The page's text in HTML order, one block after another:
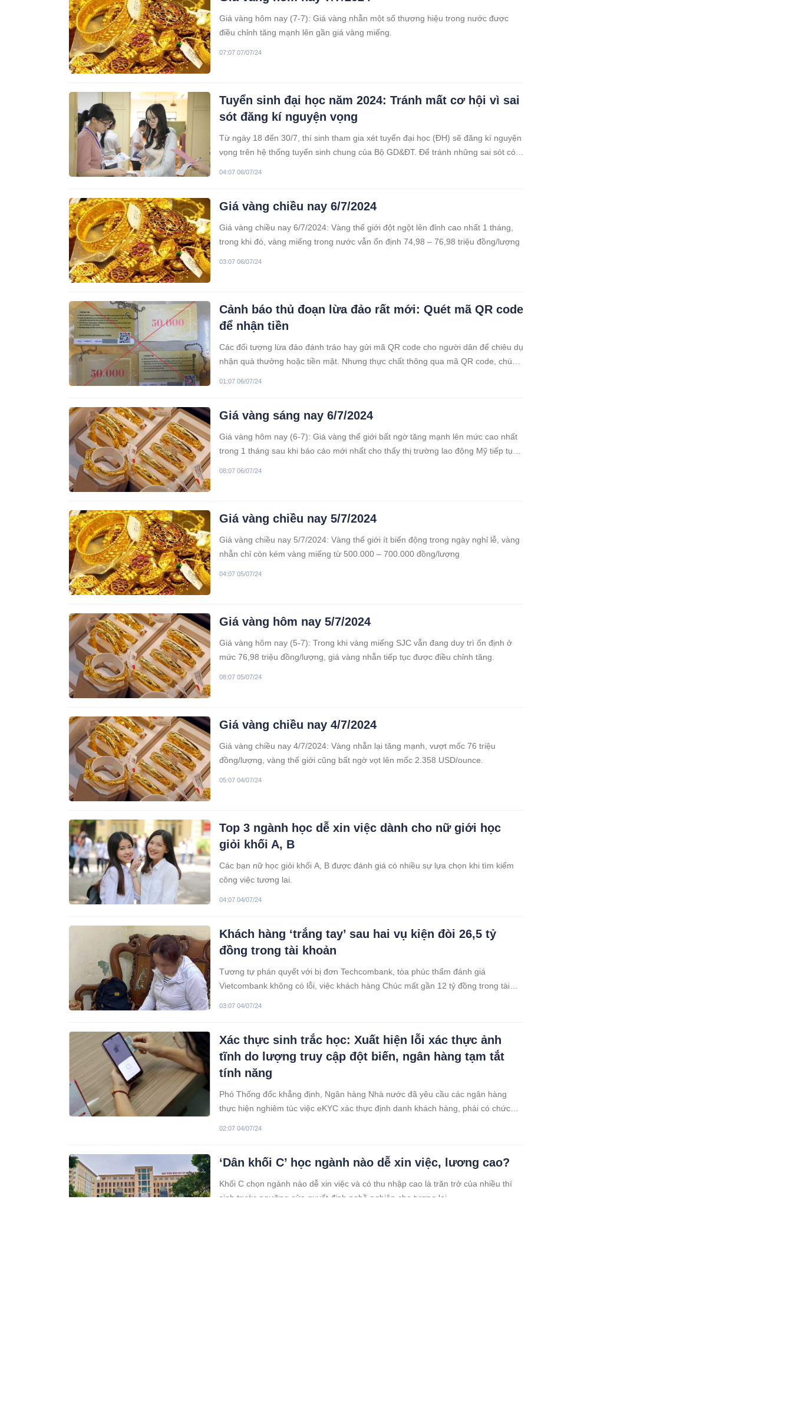
Giá vàng hôm nay (7-7): Giá vàng nhẫn một số thương hiệu trong nước được
điều chỉnh tăng mạnh lên gần giá vàng miếng.
07:07 07/07/24
Tuyển sinh đại học năm 2024: Tránh mất cơ hội vì sai
sót đăng kí nguyện vọng
Từ ngày 18 đến 30/7, thí sinh tham gia xét tuyển đại học (ĐH) sẽ đăng kí nguyện
vọng trên hệ thống tuyển sinh chung của Bộ GD&ĐT. Để tránh những sai sót có
04:07 06/07/24
Giá vàng chiều nay 6/7/2024
Giá vàng chiều nay 6/7/2024: Vàng thế giới đột ngột lên đỉnh cao nhất 1 tháng,
trong khi đó, vàng miếng trong nước vẫn ổn định 74,98 – 76,98 triệu đồng/lượng
03:07 06/07/24
Cảnh báo thủ đoạn lừa đảo rất mới: Quét mã QR code
để nhận tiền
Các đối tượng lừa đảo đánh tráo hay gửi mã QR code cho người dân để chiêu dụ
nhận quà thưởng hoặc tiền mặt. Nhưng thực chất thông qua mã QR code, chúng
01:07 06/07/24
Giá vàng sáng nay 6/7/2024
Giá vàng hôm nay (6-7): Giá vàng thế giới bất ngờ tăng mạnh lên mức cao nhất
trong 1 tháng sau khi báo cáo mới nhất cho thấy thị trường lao động Mỹ tiếp tục
08:07 06/07/24
Giá vàng chiều nay 5/7/2024
Giá vàng chiều nay 5/7/2024: Vàng thế giới ít biến động trong ngày nghỉ lễ, vàng
nhẫn chỉ còn kém vàng miếng từ 500.000 – 700.000 đồng/lượng
04:07 05/07/24
Giá vàng hôm nay 5/7/2024
Giá vàng hôm nay (5-7): Trong khi vàng miếng SJC vẫn đang duy trì ổn định ở
mức 76,98 triệu đồng/lượng, giá vàng nhẫn tiếp tục được điều chỉnh tăng.
08:07 05/07/24
Giá vàng chiều nay 4/7/2024
Giá vàng chiều nay 4/7/2024: Vàng nhẫn lại tăng mạnh, vượt mốc 76 triệu
đồng/lượng, vàng thế giới cũng bất ngờ vọt lên mốc 2.358 USD/ounce.
05:07 04/07/24
Top 3 ngành học dễ xin việc dành cho nữ giới học
giỏi khối A, B
Các bạn nữ học giỏi khối A, B được đánh giá có nhiều sự lựa chọn khi tìm kiếm
công việc tương lai.
04:07 04/07/24
Khách hàng ‘trắng tay’ sau hai vụ kiện đòi 26,5 tỷ
đồng trong tài khoản
Tương tự phán quyết với bị đơn Techcombank, tòa phúc thẩm đánh giá
Vietcombank không có lỗi, việc khách hàng Chúc mất gần 12 tỷ đồng trong tài
03:07 04/07/24
Xác thực sinh trắc học: Xuất hiện lỗi xác thực ảnh
tĩnh do lượng truy cập đột biến, ngân hàng tạm tắt
tính năng
Phó Thống đốc khẳng định, Ngân hàng Nhà nước đã yêu cầu các ngân hàng
thực hiện nghiêm túc việc eKYC xác thực định danh khách hàng, phải có chức
02:07 04/07/24
‘Dân khối C’ học ngành nào dễ xin việc, lương cao?
Khối C chọn ngành nào dễ xin việc và có thu nhập cao là trăn trở của nhiều thí
sinh trước ngưỡng cửa quyết định nghề nghiệp cho tương lai.